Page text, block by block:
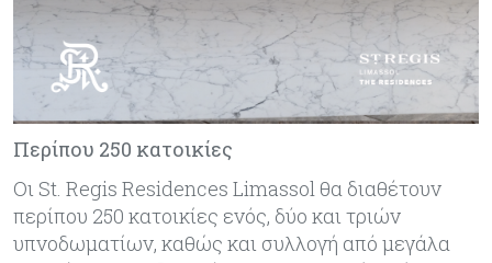
Περίπου 250 κατοικίες
Οι St. Regis Residences Limassol θα διαθέτουν
περίπου 250 κατοικίες ενός, δύο και τριών
υπνοδωματίων, καθώς και συλλογή από μεγάλα